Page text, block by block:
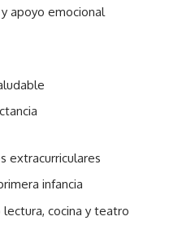
apoyo emocional
extracurriculares
infancia
cocina y teatro